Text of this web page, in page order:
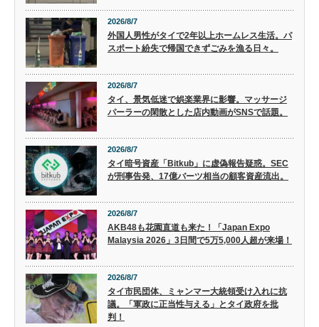
2026/8/7
外国人男性がタイで2年以上ホームレス生活。パ
スポート紛失で帰国できずごみを漁る日々。
2026/8/7
タイ、景気低迷で娯楽業界に影響。マッサージ
パーラーの閑散とした店内動画がSNSで話題。
2026/8/7
タイ暗号資産「Bitkub」に虚偽報告疑惑。SEC
が刑事告発、17億バーツ相当の顧客資産流出。
2026/8/7
AKB48も花園直道も来た！「Japan Expo
Malaysia 2026」3日間で5万5,000人超が来場！
2026/8/7
タイ市民団体、ミャンマー大統領受け入れに抗
議。「軍政に正当性与える」とタイ政府を批
判！